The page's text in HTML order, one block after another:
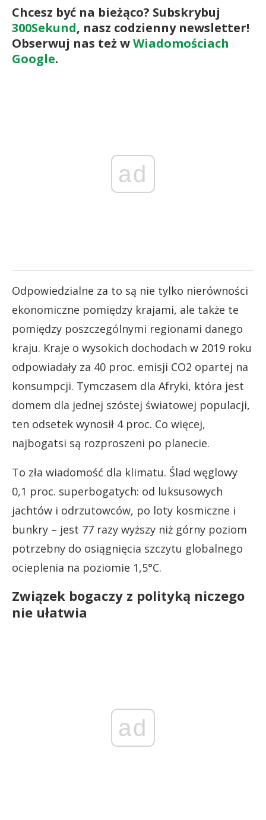
Chcesz być na bieżąco? Subskrybuj
300Sekund, nasz codzienny newsletter!
Obserwuj nas też wWiadomościach
Google.
ad
Odpowiedzialne za to są nie tylko nierówności
ekonomiczne pomiędzy krajami, ale także te
pomiędzy poszczególnymi regionami danego
kraju. Kraje o wysokich dochodach w 2019 roku
odpowiadały za 40 proc. emisji CO2 opartej na
konsumpcji. Tymczasem dla Afryki, która jest
domem dla jednej szóstej światowej populacji,
ten odsetek wynosił 4 proc. Co więcej,
najbogatsi są rozproszeni po planecie.
To zła wiadomość dla klimatu. Ślad węglowy
0,1 proc. superbogatych: od luksusowych
jachtów i odrzutowców, po loty kosmiczne i
bunkry – jest 77 razy wyższy niż górny poziom
potrzebny do osiągnięcia szczytu globalnego
ocieplenia na poziomie 1,5°C.
Związek bogaczy z polityką niczego
nie ułatwia
ad